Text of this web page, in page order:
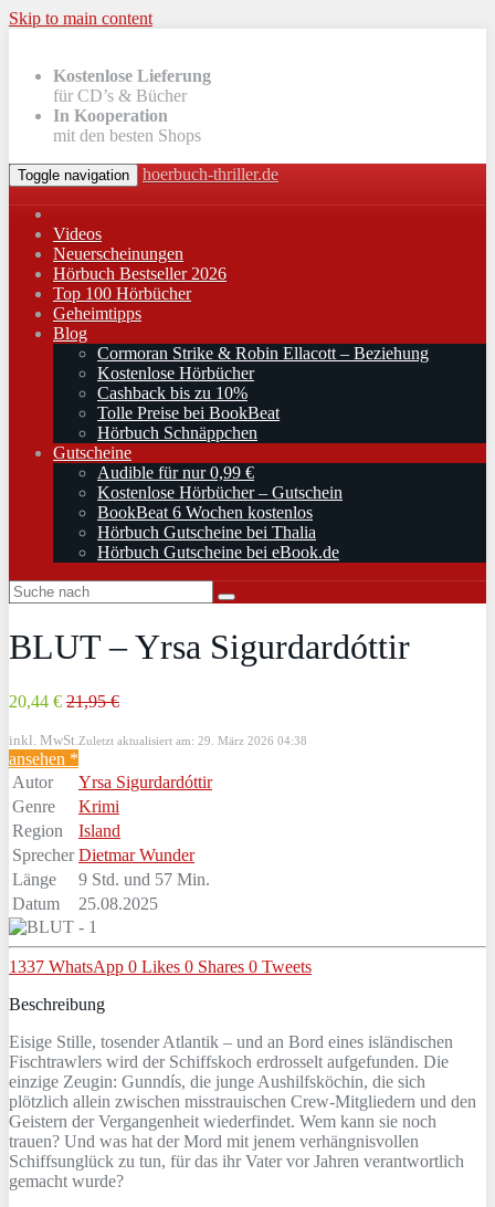
Skip to main content
Kostenlose Lieferung
für CD’s & Bücher
In Kooperation
mit den besten Shops
Toggle navigation hoerbuch-thriller.de
Videos
Neuerscheinungen
Hörbuch Bestseller 2026
Top 100 Hörbücher
Geheimtipps
Blog
Cormoran Strike & Robin Ellacott – Beziehung
Kostenlose Hörbücher
Cashback bis zu 10%
Tolle Preise bei BookBeat
Hörbuch Schnäppchen
Gutscheine
Audible für nur 0,99 €
Kostenlose Hörbücher – Gutschein
BookBeat 6 Wochen kostenlos
Hörbuch Gutscheine bei Thalia
Hörbuch Gutscheine bei eBook.de
BLUT – Yrsa Sigurdardóttir
20,44 € 21,95 €
inkl. MwSt. Zuletzt aktualisiert am: 29. März 2026 04:38
ansehen *
Autor
Yrsa Sigurdardóttir
Genre
Krimi
Region
Island
Sprecher Dietmar Wunder
Länge
9 Std. und 57 Min.
Datum
25.08.2025
1337 WhatsApp 0 Likes 0 Shares 0 Tweets
Beschreibung
Eisige Stille, tosender Atlantik – und an Bord eines isländischen
Fischtrawlers wird der Schiffskoch erdrosselt aufgefunden. Die
einzige Zeugin: Gunndís, die junge Aushilfsköchin, die sich
plötzlich allein zwischen misstrauischen Crew-Mitgliedern und den
Geistern der Vergangenheit wiederfindet. Wem kann sie noch
trauen? Und was hat der Mord mit jenem verhängnisvollen
Schiffsunglück zu tun, für das ihr Vater vor Jahren verantwortlich
gemacht wurde?